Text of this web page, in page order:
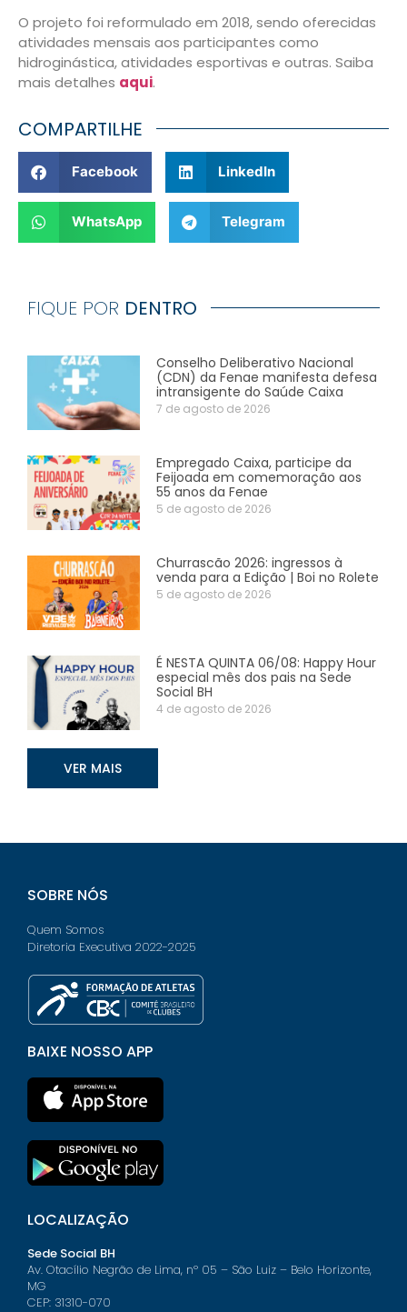
O projeto foi reformulado em 2018, sendo oferecidas
atividades mensais aos participantes como
hidroginástica, atividades esportivas e outras. Saiba
mais detalhes aqui.
COMPARTILHE
Facebook LinkedIn
WhatsApp Telegram
FIQUE POR DENTRO
Conselho Deliberativo Nacional
(CDN) da Fenae manifesta defesa
intransigente do Saúde Caixa
7 de agosto de 2026
Empregado Caixa, participe da
Feijoada em comemoração aos
55 anos da Fenae
5 de agosto de 2026
Churrascão 2026: ingressos à
venda para a Edição | Boi no Rolete
5 de agosto de 2026
É NESTA QUINTA 06/08: Happy Hour
especial mês dos pais na Sede
Social BH
4 de agosto de 2026
VER MAIS
SOBRE NÓS
Quem Somos
Diretoria Executiva 2022-2025
BAIXE NOSSO APP
LOCALIZAÇÃO
Sede Social BH
Av. Otacílio Negrão de Lima, nº 05 – São Luiz – Belo Horizonte,
MG
CEP: 31310-070